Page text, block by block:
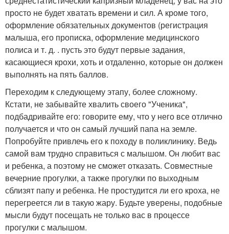
просто не будет хватать времени и сил. А кроме того,
оформление обязательных документов (регистрация
малыша, его прописка, оформление медицинского
полиса и т. д. . пусть это будут первые задания,
касающиеся крохи, хоть и отдаленно, которые он должен
выполнять на пять баллов.
Переходим к следующему этапу, более сложному.
Кстати, не забывайте хвалить своего "Ученика",
подбадривайте его: говорите ему, что у него все отлично
получается и что он самый лучший папа на земле.
Попробуйте привлечь его к походу в поликлинику. Ведь
самой вам трудно справиться с малышом. Он любит вас
и ребенка, а поэтому не сможет отказать. Совместные
вечерние прогулки, а также прогулки по выходным
сблизят папу и ребенка. Не простудится ли его кроха, не
перегреется ли в такую жару. Будьте уверены, подобные
мысли будут посещать не только вас в процессе
прогулки с малышом.